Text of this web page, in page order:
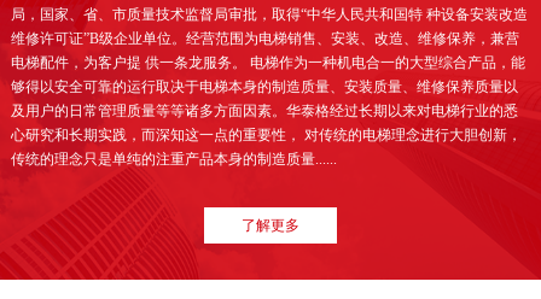
局，国家、省、市质量技术监督局审批，取得“中华人民共和国特 种设备安装改造
维修许可证”B级企业单位。经营范围为电梯销售、安装、改造、维修保养，兼营
电梯配件，为客户提 供一条龙服务。 电梯作为一种机电合一的大型综合产品，能
够得以安全可靠的运行取决于电梯本身的制造质量、安装质量、维修保养质量以
及用户的日常管理质量等等诸多方面因素。华泰格经过长期以来对电梯行业的悉
心研究和长期实践，而深知这一点的重要性， 对传统的电梯理念进行大胆创新，
传统的理念只是单纯的注重产品本身的制造质量......
了解更多